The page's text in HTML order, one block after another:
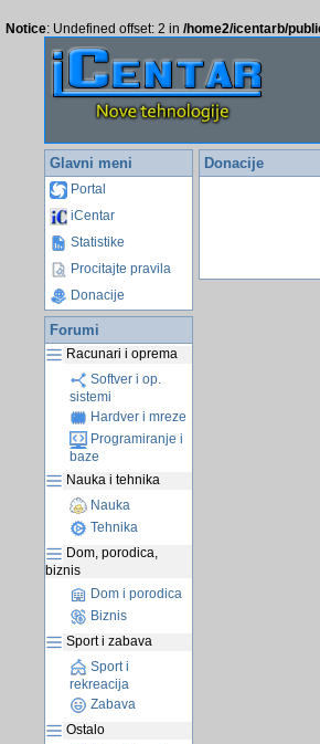
Notice: Undefined offset: 2 in /home2/icentarb/
Glavni meni
Portal
iCentar
Statistike
Procitajte pravila
Donacije
Forumi
Racunari i oprema
Softver i op.
sistemi
Hardver i mreze
Programiranje i
baze
Nauka i tehnika
Nauka
Tehnika
Dom, porodica,
biznis
Dom i porodica
Biznis
Sport i zabava
Sport i
rekreacija
Zabava
Ostalo
Donacije